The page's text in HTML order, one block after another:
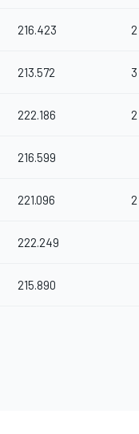
216.423 2
213.572 3
222.186 2
216.599
221.096 2
222.249
215.890